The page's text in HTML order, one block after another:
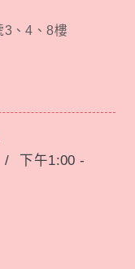
3、4、8樓
/
下午1:00 -